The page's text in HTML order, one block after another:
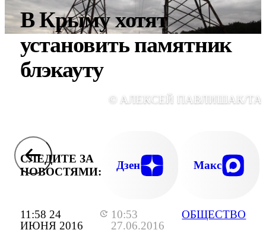
11:58 24
ИЮНЯ 2016
10:53
27.06.2016
ОБЩЕСТВО
В Крыму хотят
установить памятник
блэкауту
© АЛЕКСЕЙ ПАВЛИШАК/
СЛЕДИТЕ ЗА
НОВОСТЯМИ:
Дзен Макс